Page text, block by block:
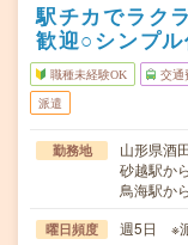
駅チカでラク
歓迎○シンプル
職種未経験OK 交通
派遣
勤務地
山形県酒
砂越駅か
鳥海駅か
曜日頻度 週5日 ※